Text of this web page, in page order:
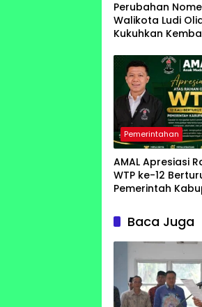
Perubahan
Walikota Ludi
Kukuhkan
Pemerintahan
AMAL Apresiasi
WTP ke-12
Pemerintah
Baca Juga